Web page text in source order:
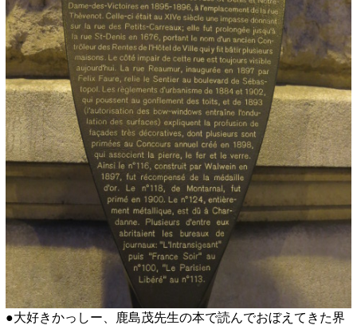
●大好きかっしー、鹿島茂先生の本で読んでおぼえてきた界